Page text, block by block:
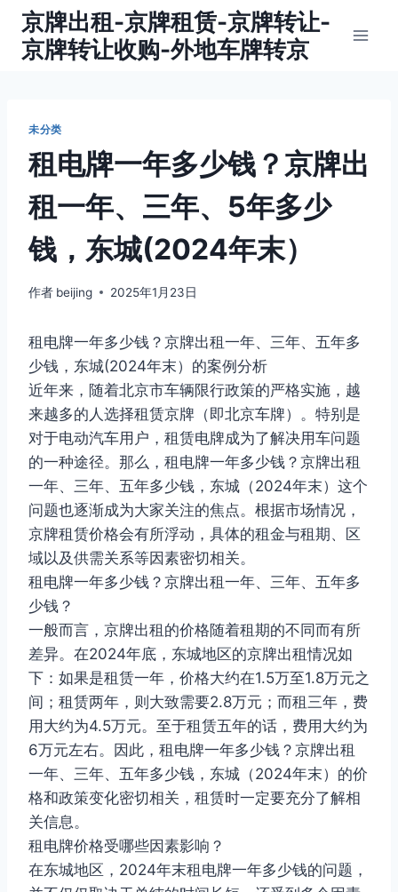
京牌出租-京牌租赁-京牌转让-
京牌转让收购-外地车牌转京
未分类
租电牌一年多少钱？京牌出
租一年、三年、5年多少
钱，东城(2024年末）
作者 beijing 2025年1月23日
租电牌一年多少钱？京牌出租一年、三年、五年多
少钱，东城(2024年末）的案例分析
近年来，随着北京市车辆限行政策的严格实施，越
来越多的人选择租赁京牌（即北京车牌）。特别是
对于电动汽车用户，租赁电牌成为了解决用车问题
的一种途径。那么，租电牌一年多少钱？京牌出租
一年、三年、五年多少钱，东城（2024年末）这个
问题也逐渐成为大家关注的焦点。根据市场情况，
京牌租赁价格会有所浮动，具体的租金与租期、区
域以及供需关系等因素密切相关。
租电牌一年多少钱？京牌出租一年、三年、五年多
少钱？
一般而言，京牌出租的价格随着租期的不同而有所
差异。在2024年底，东城地区的京牌出租情况如
下：如果是租赁一年，价格大约在1.5万至1.8万元之
间；租赁两年，则大致需要2.8万元；而租三年，费
用大约为4.5万元。至于租赁五年的话，费用大约为
6万元左右。因此，租电牌一年多少钱？京牌出租
一年、三年、五年多少钱，东城（2024年末）的价
格和政策变化密切相关，租赁时一定要充分了解相
关信息。
租电牌价格受哪些因素影响？
在东城地区，2024年末租电牌一年多少钱的问题，